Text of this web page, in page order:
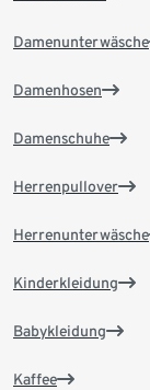
Damenunterwäsche
Damenhosen
Damenschuhe
Herrenpullover
Herrenunterwäsche
Kinderkleidung
Babykleidung
Kaffee